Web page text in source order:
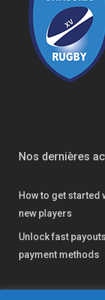
Nos dernières
How to get started
new players
Unlock fast
payment methods